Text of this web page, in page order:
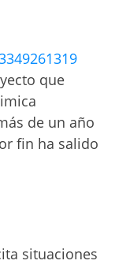
que
de un año
fin ha salido
situaciones